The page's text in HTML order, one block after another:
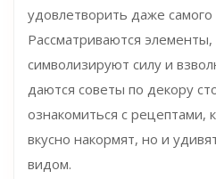
удовлетворить даже самого
Рассматриваются
символизируют силу и
даются советы по декору
ознакомиться с рецептами,
вкусно накормят, но и
видом.